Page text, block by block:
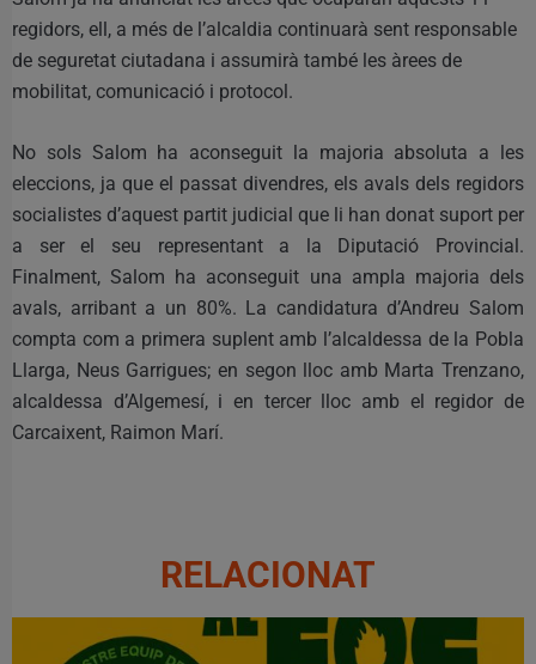
regidors, ell, a més de l’alcaldia continuarà sent responsable
de seguretat ciutadana i assumirà també les àrees de
mobilitat, comunicació i protocol.
No sols Salom ha aconseguit la majoria absoluta a les
eleccions, ja que el passat divendres, els avals dels regidors
socialistes d’aquest partit judicial que li han donat suport per
a ser el seu representant a la Diputació Provincial.
Finalment, Salom ha aconseguit una ampla majoria dels
avals, arribant a un 80%. La candidatura d’Andreu Salom
compta com a primera suplent amb l’alcaldessa de la Pobla
Llarga, Neus Garrigues; en segon lloc amb Marta Trenzano,
alcaldessa d’Algemesí, i en tercer lloc amb el regidor de
Carcaixent, Raimon Marí.
RELACIONAT